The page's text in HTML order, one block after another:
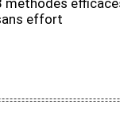
méthodes
effort